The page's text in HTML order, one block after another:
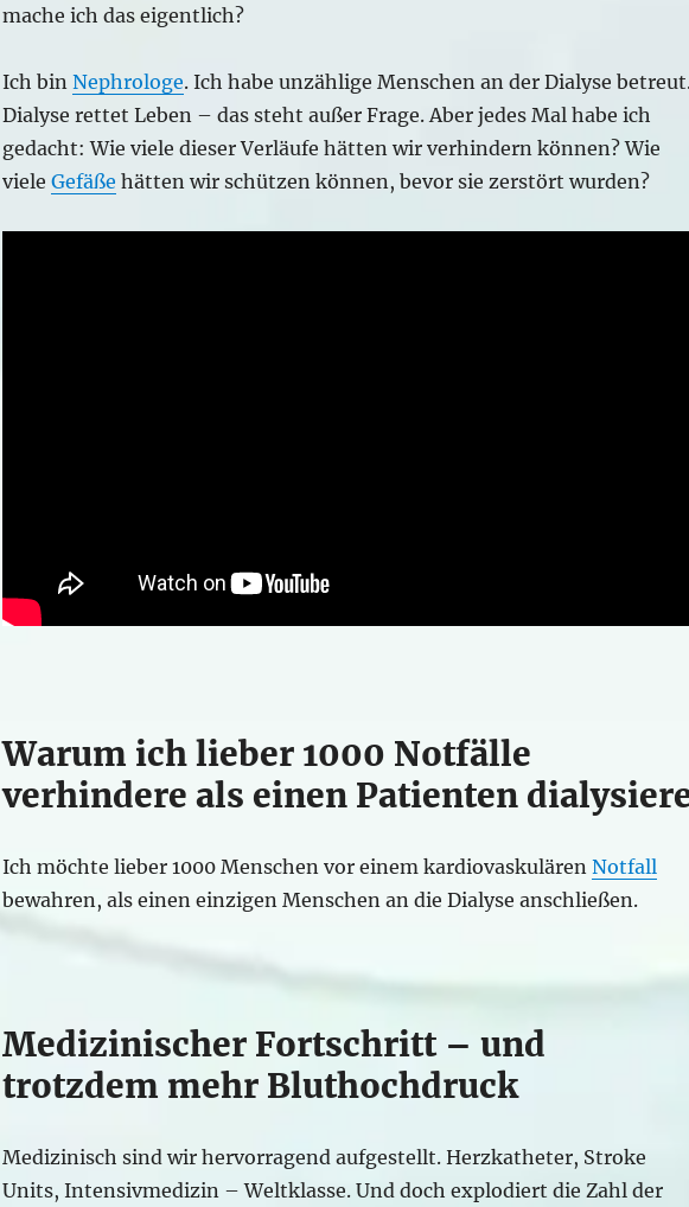
mache ich das eigentlich?
Ich bin Nephrologe. Ich habe unzählige Menschen an der Dialyse
Dialyse rettet Leben – das steht außer Frage. Aber jedes Mal habe ich
gedacht: Wie viele dieser Verläufe hätten wir verhindern können? Wie
viele Gefäße hätten wir schützen können, bevor sie zerstört wurden?
Warum ich lieber 1000 Notfälle
verhindere als einen Patienten
Ich möchte lieber 1000 Menschen vor einem kardiovaskulären Notfall
bewahren, als einen einzigen Menschen an die Dialyse anschließen.
Medizinischer Fortschritt – und
trotzdem mehr Bluthochdruck
Medizinisch sind wir hervorragend aufgestellt. Herzkatheter, Stroke
Units, Intensivmedizin – Weltklasse. Und doch explodiert die Zahl der